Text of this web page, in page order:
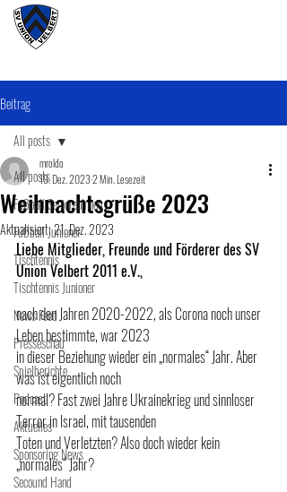
Beitrag
All posts
Fußball SeniorenInnen
Fußball Junioner
Tischtennis
Tischtennis Junioner
News Feed
Presseschau
Spielberichte
Podcast
Aktuelles
Sponsoring News
Secound Hand
All posts
Weihnachtsgrüße 2023
mroldo
19. Dez. 20232 Min. Lesezeit
Aktualisiert:21. Dez. 2023
Liebe Mitglieder, Freunde und Förderer des SV
Union Velbert 2011 e.V.,
nach den Jahren 2020-2022, als Corona noch unser
Leben bestimmte, war 2023
in dieser Beziehung wieder ein „normales“ Jahr. Aber
was ist eigentlich noch
normal? Fast zwei Jahre Ukrainekrieg und sinnloser
Terror in Israel, mit tausenden
Toten und Verletzten? Also doch wieder kein
„normales“ Jahr?